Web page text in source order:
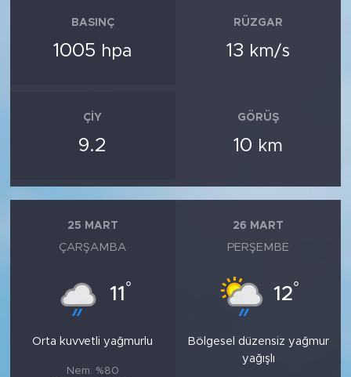
BASINÇ
1005 hpa
RÜZGAR
13 km/s
ÇIY
9.2
GÖRÜŞ
10 km
25 MART
ÇARŞAMBA
11 °
Orta kuvvetli yağmurlu
Nem: %80
26 MART
PERŞEMBE
12°
Bölgesel düzensiz yağmur
yağışlı